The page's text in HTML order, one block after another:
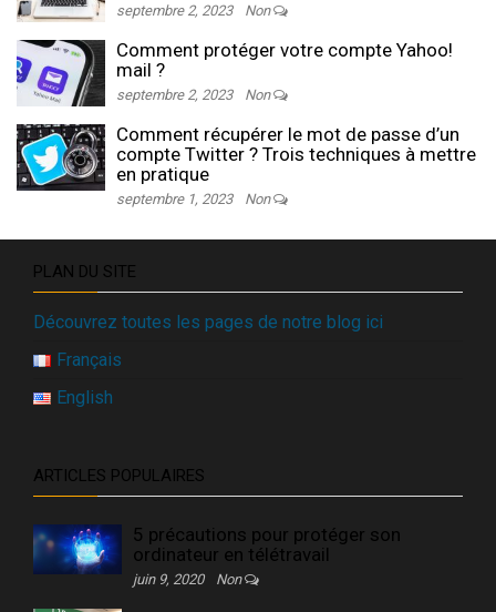
septembre 2, 2023 Non
Comment protéger votre compte Yahoo!
mail ?
septembre 2, 2023 Non
Comment récupérer le mot de passe d’un
compte Twitter ? Trois techniques à mettre
en pratique
septembre 1, 2023 Non
PLAN DU SITE
Découvrez toutes les pages de notre blog ici
Français
English
ARTICLES POPULAIRES
5 précautions pour protéger son
ordinateur en télétravail
juin 9, 2020 Non